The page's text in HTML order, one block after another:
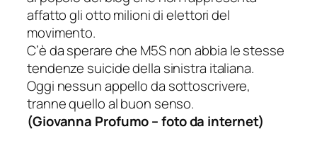
affatto gli otto milioni di elettori del
movimento.
C’è da sperare che M5S non abbia le stesse
tendenze suicide della sinistra italiana.
Oggi nessun appello da sottoscrivere,
tranne quello al buon senso.
(Giovanna Profumo– foto da internet)